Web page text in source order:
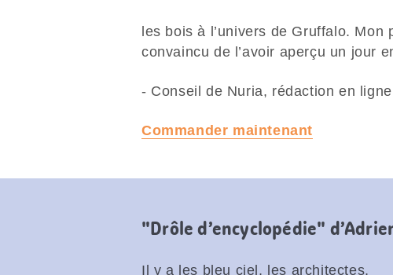
les bois à l’univers de Gruffalo.
convaincu de l’avoir aperçu un jour
- Conseil de Nuria, rédaction en
Commander maintenant
"Drôle d’encyclopédie"
Il y a les bleu ciel, les architectes,